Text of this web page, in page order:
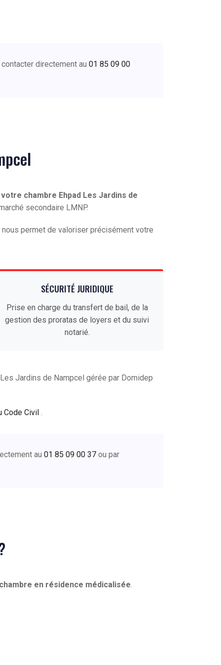
directement au 01 85 09 00
chambre Ehpad Les Jardins de
secondaire LMNP.
nous permet de valoriser précisément votre
SÉCURITÉ JURIDIQUE
Prise en charge du transfert de bail, de la
gestion des proratas de loyers et du suivi
notarié.
Jardins de Nampcel gérée par Domidep
Code Civil .
au 01 85 09 00 37 ou par
en résidence médicalisée.